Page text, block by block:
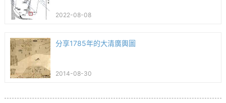
2022-08-08
分享1785年的大清廣輿圖
2014-08-30